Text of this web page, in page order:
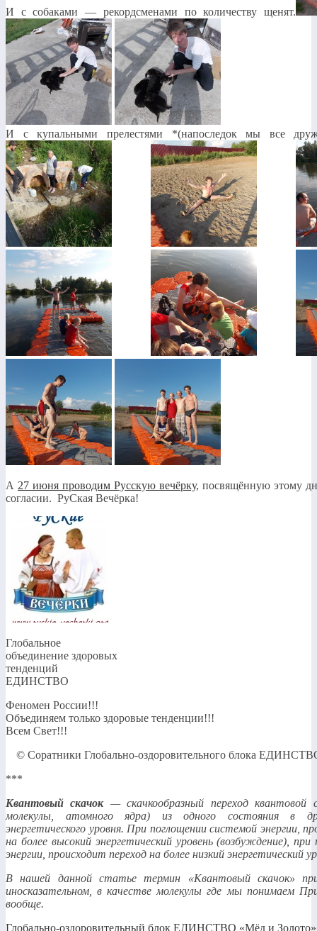
И с собаками — рекордсменами по количеству щенят.
И с купальными прелестями *(напоследок мы все
А 27 июня проводим Русскую вечёрку, посвящённую этому
согласии. РуСкая Вечёрка!
Глобальное
объединение здоровых
тенденций
ЕДИНСТВО
Феномен России!!!
Объединяем только здоровые тенденции!!!
Всем Свет!!!
© Соратники Глобально-оздоровительного блока
***
Квантовый скачок— скачкообразный переход квантовой
молекулы, атомного ядра) из одного состояния в
энергетического уровня. При поглощении системой энергии,
на более высокий энергетический уровень (возбуждение),
энергии, происходит переход на более низкий энергетический
В нашей данной статье термин «Квантовый скачок»
иносказательном, в качестве молекулы где мы понимаем
вообще.
Глобально-оздоровительный блок ЕДИНСТВО «Мёд и Золото»